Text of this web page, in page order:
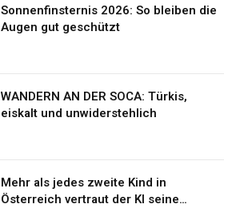
Sonnenfinsternis 2026: So bleiben die
Augen gut geschützt
WANDERN AN DER SOCA: Türkis,
eiskalt und unwiderstehlich
Mehr als jedes zweite Kind in
Österreich vertraut der KI seine